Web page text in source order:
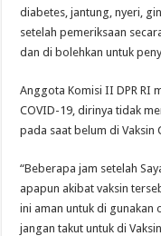
diabetes, jantung, nyeri,
setelah pemeriksaan
dan di bolehkan untuk
Anggota Komisi II DPR RI
COVID-19, dirinya tidak
pada saat belum di Vaksin
“Beberapa jam setelah
apapun akibat vaksin
ini aman untuk di gunakan
jangan takut untuk di